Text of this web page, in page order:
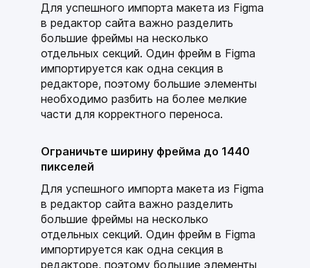
Для успешного импорта макета из Figma
в редактор сайта важно разделить
большие фреймы на несколько
отдельных секций. Один фрейм в Figma
импортируется как одна секция в
редакторе, поэтому большие элементы
необходимо разбить на более мелкие
части для корректного переноса.
Ограничьте ширину фрейма до 1440
пикселей
Для успешного импорта макета из Figma
в редактор сайта важно разделить
большие фреймы на несколько
отдельных секций. Один фрейм в Figma
импортируется как одна секция в
редакторе, поэтому большие элементы